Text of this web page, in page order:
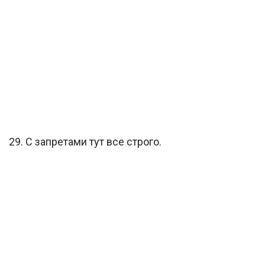
29. С запретами тут все строго.